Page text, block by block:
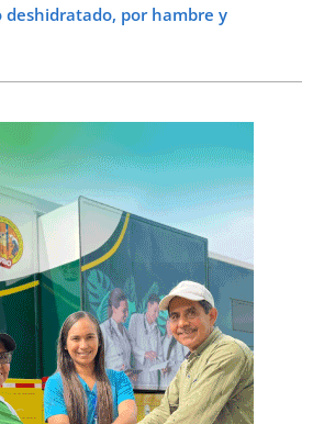
por hambre y